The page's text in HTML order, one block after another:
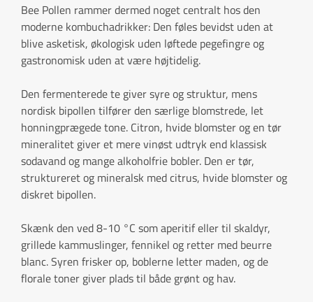
Bee Pollen rammer dermed noget centralt hos den
moderne kombuchadrikker: Den føles bevidst uden at
blive asketisk, økologisk uden løftede pegefingre og
gastronomisk uden at være højtidelig.
Den fermenterede te giver syre og struktur, mens
nordisk bipollen tilfører den særlige blomstrede, let
honningprægede tone. Citron, hvide blomster og en tør
mineralitet giver et mere vinøst udtryk end klassisk
sodavand og mange alkoholfrie bobler. Den er tør,
struktureret og mineralsk med citrus, hvide blomster og
diskret bipollen.
Skænk den ved 8-10 °C som aperitif eller til skaldyr,
grillede kammuslinger, fennikel og retter med beurre
blanc. Syren frisker op, boblerne letter maden, og de
florale toner giver plads til både grønt og hav.